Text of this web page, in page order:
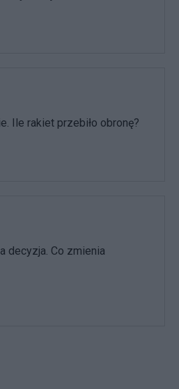
Ile rakiet przebiło obronę?
decyzja. Co zmienia